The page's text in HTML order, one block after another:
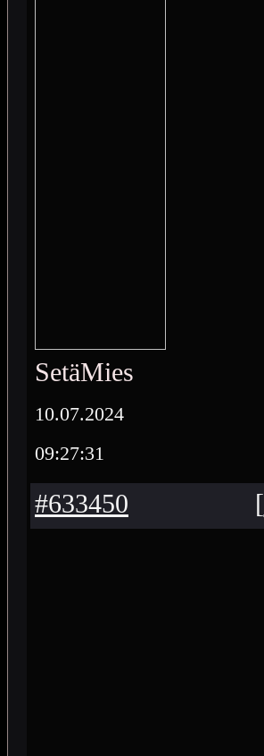
SetäMies
10.07.2024
09:27:31
#633450 [